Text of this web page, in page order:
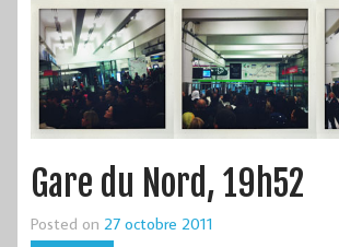
Gare du Nord, 19h52
Posted on 27 octobre 2011